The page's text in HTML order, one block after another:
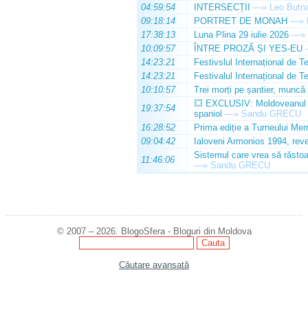
04:59:54
INTERSECȚII —» Leo
09:18:14
PORTRET DE MONAH —»
17:38:13
Luna Plina 29 iulie 2026 —»
10:09:57
ÎNTRE PROZĂ ȘI YES-EU
14:23:21
Festivslul Internațional de
14:23:21
Festivalul Internațional de
10:10:57
Trei morți pe șantier, muncă
19:37:54
💥 EXCLUSIV:
spaniol —» Sandu GRECU
16:28:52
Prima ediție a Turneului
09:04:42
Ialoveni Armonios 1994,
11:46:06
Sistemul care vrea să
—» Sandu GRECU
© 2007 – 2026. BlogoSfera - Bloguri din Moldova
Căutare avansată